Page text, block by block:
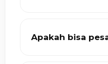
Apakah bisa